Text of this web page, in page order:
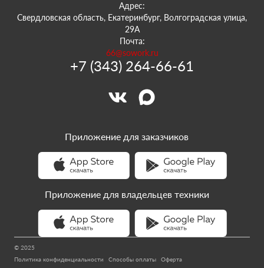
Адрес:
Свердловская область, Екатеринбург, Волгоградская улица,
29А
Почта:
66@sowork.ru
+7 (343) 264-66-61
© 2025
Политика конфиденциальности
Способы оплаты Оферта
Приложение для заказчиков
Приложение для владельцев техники